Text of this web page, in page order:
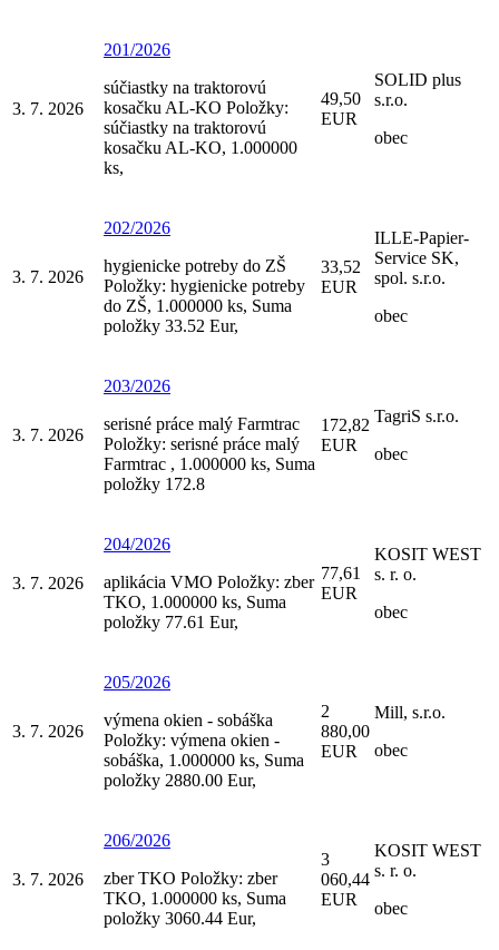
3. 7. 2026
201/2026
súčiastky na traktorovú
kosačku AL-KO Položky:
súčiastky na traktorovú
kosačku AL-KO, 1.000000
ks,
49,50
EUR
SOLID plus
s.r.o.
obec
3. 7. 2026
202/2026
hygienicke potreby do ZŠ
Položky: hygienicke potreby
do ZŠ, 1.000000 ks, Suma
položky 33.52 Eur,
33,52
EUR
ILLE-Papier-
Service SK,
spol. s.r.o.
obec
3. 7. 2026
203/2026
serisné práce malý Farmtrac
Položky: serisné práce malý
Farmtrac , 1.000000 ks, Suma
položky 172.8
172,82
EUR
TagriS s.r.o.
obec
3. 7. 2026
204/2026
aplikácia VMO Položky: zber
TKO, 1.000000 ks, Suma
položky 77.61 Eur,
77,61
EUR
KOSIT WEST
s. r. o.
obec
3. 7. 2026
205/2026
výmena okien - sobáška
Položky: výmena okien -
sobáška, 1.000000 ks, Suma
položky 2880.00 Eur,
2
880,00
EUR
Mill, s.r.o.
obec
3. 7. 2026
206/2026
zber TKO Položky: zber
TKO, 1.000000 ks, Suma
položky 3060.44 Eur,
3
060,44
EUR
KOSIT WEST
s. r. o.
obec